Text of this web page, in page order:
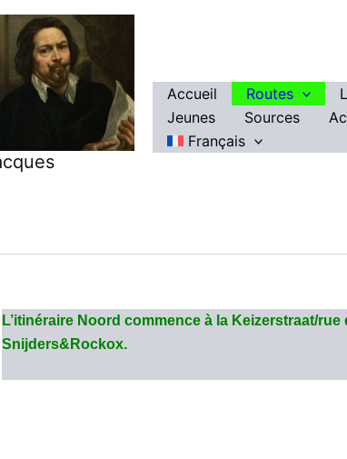
Accueil Routes
Jeunes
Sources
Français
L’itinéraire Noord commence à la Keizerstraat/rue
Snijders&Rockox.